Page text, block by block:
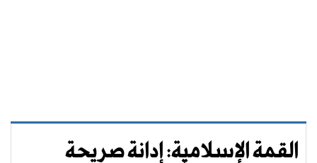
القمة الإسلامية: إدانة صريحة